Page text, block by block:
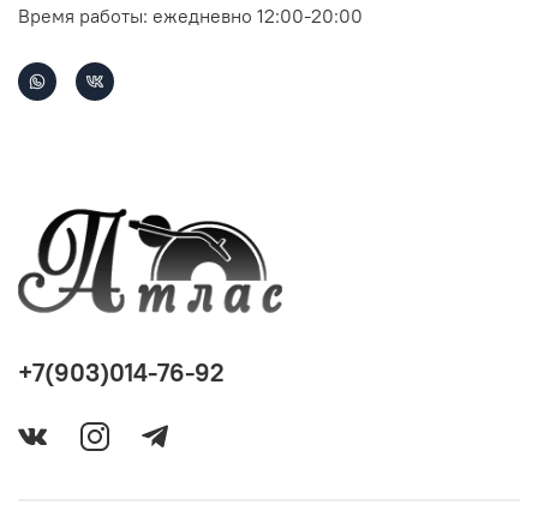
Время работы: ежедневно 12:00-20:00
+7(903)014-76-92